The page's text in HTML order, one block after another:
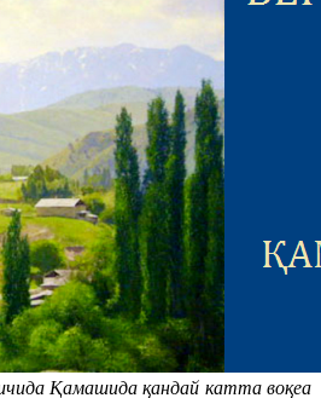
Қамашида қандай катта воқеа